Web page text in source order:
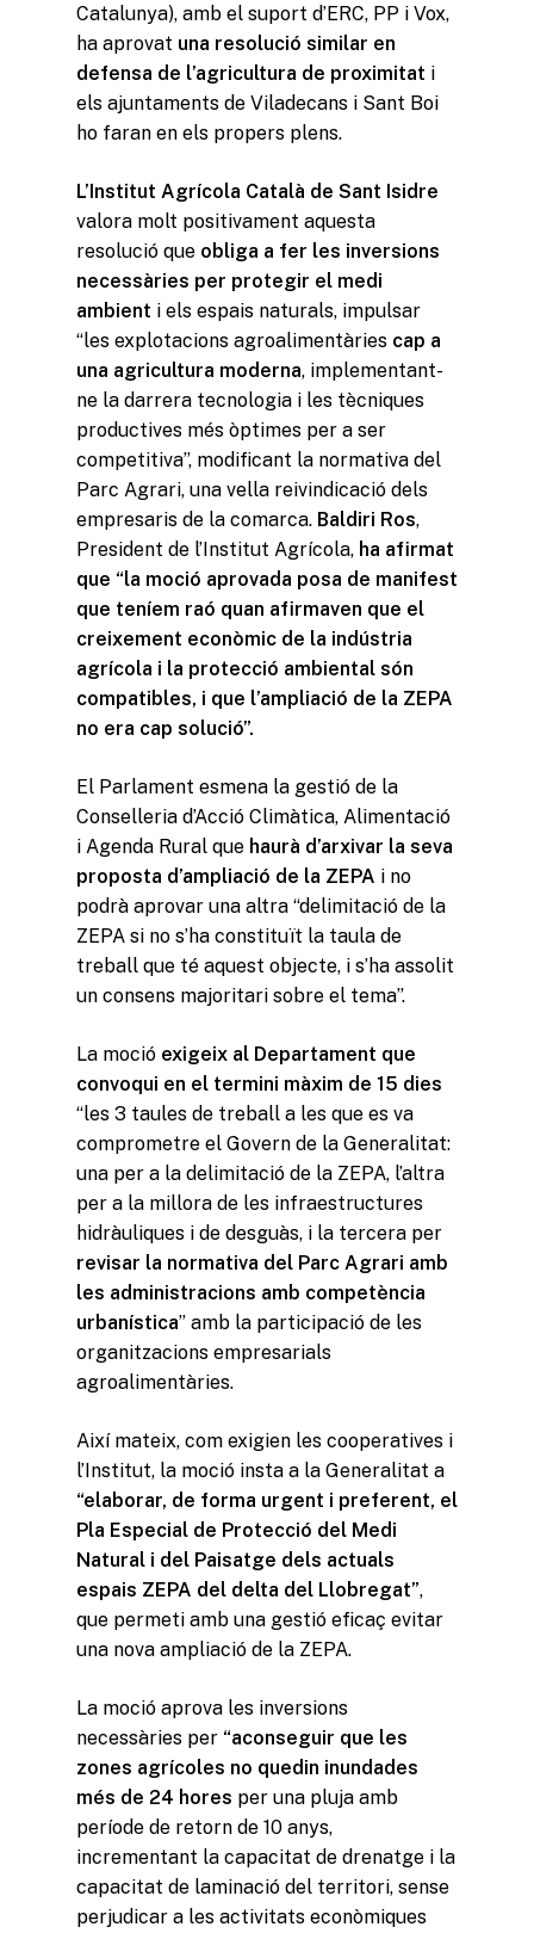
Catalunya), amb el suport d’ERC, PP i Vox,
ha aprovat una resolució similar en
defensa de l’agricultura de proximitat i
els ajuntaments de Viladecans i Sant Boi
ho faran en els propers plens.
L’Institut Agrícola Català de Sant Isidre
valora molt positivament aquesta
resolució que obliga a fer les inversions
necessàries per protegir el medi
ambient i els espais naturals, impulsar
“les explotacions agroalimentàries cap a
una agricultura moderna, implementant-
ne la darrera tecnologia i les tècniques
productives més òptimes per a ser
competitiva”, modificant la normativa del
Parc Agrari, una vella reivindicació dels
empresaris de la comarca. Baldiri Ros,
President de l’Institut Agrícola, ha afirmat
que “la moció aprovada posa de manifest
que teníem raó quan afirmaven que el
creixement econòmic de la indústria
agrícola i la protecció ambiental són
compatibles, i que l’ampliació de la ZEPA
no era cap solució”.
El Parlament esmena la gestió de la
Conselleria d’Acció Climàtica, Alimentació
i Agenda Rural que haurà d’arxivar la seva
proposta d’ampliació de la ZEPA i no
podrà aprovar una altra “delimitació de la
ZEPA si no s’ha constituït la taula de
treball que té aquest objecte, i s’ha assolit
un consens majoritari sobre el tema”.
La moció exigeix al Departament que
convoqui en el termini màxim de 15 dies
“les 3 taules de treball a les que es va
comprometre el Govern de la Generalitat:
una per a la delimitació de la ZEPA, l’altra
per a la millora de les infraestructures
hidràuliques i de desguàs, i la tercera per
revisar la normativa del Parc Agrari amb
les administracions amb competència
urbanística” amb la participació de les
organitzacions empresarials
agroalimentàries.
Així mateix, com exigien les cooperatives i
l’Institut, la moció insta a la Generalitat a
“elaborar, de forma urgent i preferent, el
Pla Especial de Protecció del Medi
Natural i del Paisatge dels actuals
espais ZEPA del delta del Llobregat”,
que permeti amb una gestió eficaç evitar
una nova ampliació de la ZEPA.
La moció aprova les inversions
necessàries per “aconseguir que les
zones agrícoles no quedin inundades
més de 24 hores per una pluja amb
període de retorn de 10 anys,
incrementant la capacitat de drenatge i la
capacitat de laminació del territori, sense
perjudicar a les activitats econòmiques
Missió i valors
Com treballa l’Institut